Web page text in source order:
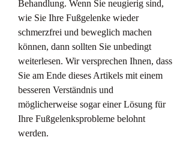
Behandlung. Wenn Sie neugierig sind,
wie Sie Ihre Fußgelenke wieder
schmerzfrei und beweglich machen
können, dann sollten Sie unbedingt
weiterlesen. Wir versprechen Ihnen, dass
Sie am Ende dieses Artikels mit einem
besseren Verständnis und
möglicherweise sogar einer Lösung für
Ihre Fußgelenksprobleme belohnt
werden.